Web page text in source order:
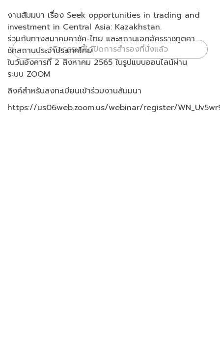
กิจกรรมนี้ได้ปิดการสำรองที่นั่งแล้ว
งานสัมมนา เรื่อง Seek opportunities in trading and
investment in Central Asia: Kazakhstan.
ร่วมกับทางสมาคมคาซัค-ไทย และสถานเอกอัครราชทูตคา
ซัคสถานประจำประเทศไทย
ในวันอังคารที่ 2 สิงหาคม 2565 ในรูปแบบออนไลน์ผ่าน
ระบบ ZOOM
ลิงค์สำหรับลงทะเบียนเข้าร่วมงานสัมมนา
https://us06web.zoom.us/webinar/register/